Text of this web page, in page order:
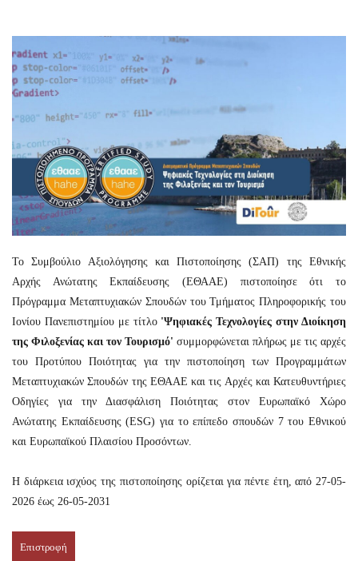
Το Συμβούλιο Αξιολόγησης και Πιστοποίησης (ΣΑΠ) της Εθνικής
Αρχής Ανώτατης Εκπαίδευσης (ΕΘΑΑΕ) πιστοποίησε ότι το
Πρόγραμμα Μεταπτυχιακών Σπουδών του Τμήματος Πληροφορικής του
Ιονίου Πανεπιστημίου με τίτλο'Ψηφιακές Τεχνολογίες στην Διοίκηση
της Φιλοξενίας και τον Τουρισμό' συμμορφώνεται πλήρως με τις αρχές
του Προτύπου Ποιότητας για την πιστοποίηση των Προγραμμάτων
Μεταπτυχιακών Σπουδών της ΕΘΑΑΕ και τις Αρχές και Κατευθυντήριες
Οδηγίες για την Διασφάλιση Ποιότητας στον Ευρωπαϊκό Χώρο
Ανώτατης Εκπαίδευσης (ΕSG) για το επίπεδο σπουδών 7 του Εθνικού
και Ευρωπαϊκού Πλαισίου Προσόντων.
Η διάρκεια ισχύος της πιστοποίησης ορίζεται για πέντε έτη, από 27-05-
2026 έως 26-05-2031
Επιστροφή